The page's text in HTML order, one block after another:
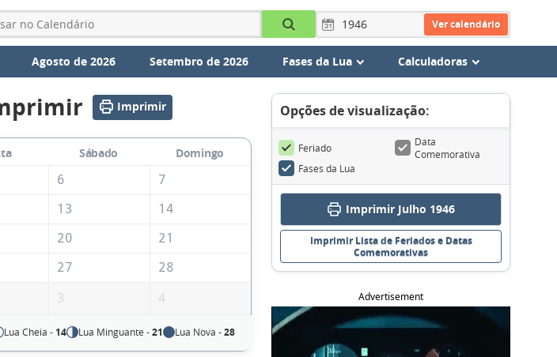
Ver calendário
Agosto de 2026 Setembro de 2026 Fases da Lua Calculadoras
Imprimir
Sábado
Domingo
6
7
13
14
20
21
27
28
3 4
Lua Cheia - 14 Lua Minguante -21 Lua Nova -28
Opções de visualização:
Feriado
Data
Comemorativa
Fases da Lua
Imprimir Julho 1946
Imprimir Lista de Feriados e Datas
Comemorativas
Advertisement